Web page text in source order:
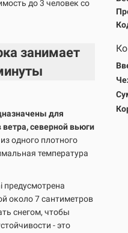
до 3 человек со
занимает
для
северной вьюги
одного плотного
температура
предусмотрена
около 7 сантиметров
снегом, чтобы
- это